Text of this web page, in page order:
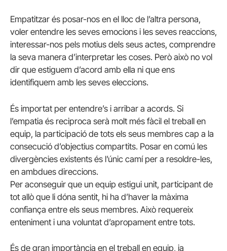
Empatitzar és posar-nos en el lloc de l’altra persona,
voler entendre les seves emocions i les seves reaccions,
interessar-nos pels motius dels seus actes, comprendre
la seva manera d’interpretar les coses. Però això no vol
dir que estiguem d’acord amb ella ni que ens
identifiquem amb les seves eleccions.
És importat per entendre’s i arribar a acords. Si
l’empatia és reciproca serà molt més fàcil el treball en
equip, la participació de tots els seus membres cap a la
consecució d’objectius compartits. Posar en comú les
divergències existents és l’únic camí per a resoldre-les,
en ambdues direccions.
Per aconseguir que un equip estigui unit, participant de
tot allò que li dóna sentit, hi ha d’haver la màxima
confiança entre els seus membres. Això requereix
enteniment i una voluntat d’apropament entre tots.
És de gran importància en el treball en equip, ja